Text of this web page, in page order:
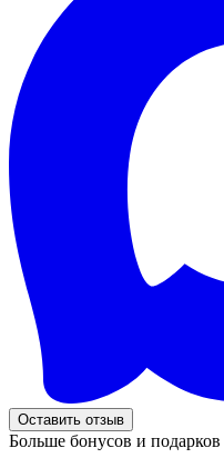
Оставить отзыв
Больше бонусов и